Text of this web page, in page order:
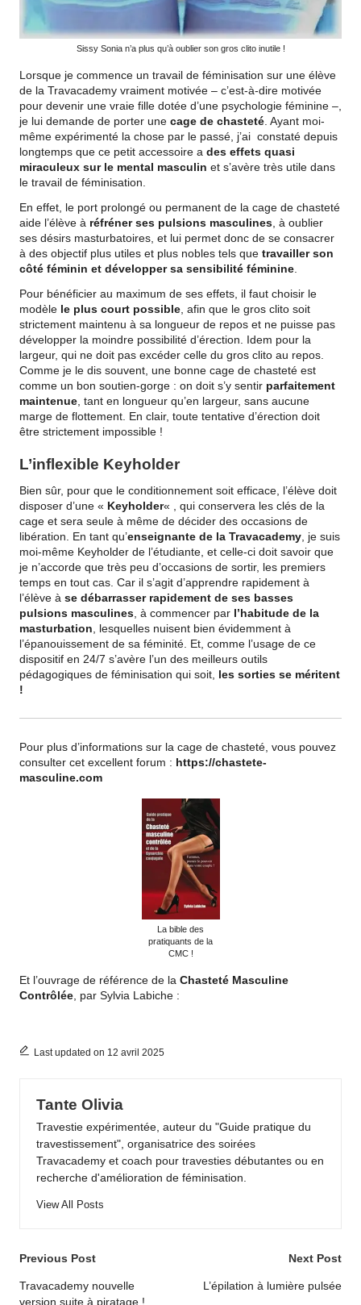
Sissy Sonia n’a plus qu’à oublier son gros clito inutile !
Lorsque je commence un travail de féminisation sur une élève
de la Travacademy vraiment motivée – c’est-à-dire motivée
pour devenir une vraie fille dotée d’une psychologie féminine –,
je lui demande de porter une cage de chasteté . Ayant moi-
même expérimenté la chose par le passé, j’ai constaté depuis
longtemps que ce petit accessoire a des effets quasi
miraculeux sur le mental masculin et s’avère très utile dans
le travail de féminisation.
En effet, le port prolongé ou permanent de la cage de chasteté
aide l’élève à réfréner ses pulsions masculines , à oublier
ses désirs masturbatoires, et lui permet donc de se consacrer
à des objectif plus utiles et plus nobles tels que travailler son
côté féminin et développer sa sensibilité féminine
Pour bénéficier au maximum de ses effets, il faut choisir le
modèle le plus court possible , afin que le gros clito soit
strictement maintenu à sa longueur de repos et ne puisse pas
développer la moindre possibilité d’érection.
Idem pour la
largeur, qui ne doit pas excéder celle du gros clito au repos.
Comme je le dis souvent, une bonne cage de chasteté est
comme un bon soutien-gorge : on doit s’y sentir parfaitement
maintenue , tant en longueur qu’en largeur, sans aucune
marge de flottement. En clair, toute tentative d’érection doit
être strictement impossible !
L’inflexible Keyholder
Bien sûr, pour que le conditionnement soit efficace, l’élève doit
disposer d’une « Keyholder« , qui conservera les clés de la
cage et sera seule à même de décider des occasions de
libération.
En tant qu’enseignante de la Travacademy , je suis
moi-même Keyholder de l’étudiante, et celle-ci doit savoir que
je n’accorde que très peu d’occasions de sortir, les premiers
temps en tout cas. Car il s’agit d’apprendre rapidement à
l’élève à se débarrasser rapidement de ses basses
pulsions masculines , à commencer par l’habitude de la
masturbation , lesquelles nuisent bien évidemment à
l’épanouissement de sa féminité. Et, comme l’usage de ce
dispositif en 24/7 s’avère l’un des meilleurs outils
pédagogiques de féminisation qui soit,
les sorties se méritent
!
Pour plus d’informations sur la cage de chasteté, vous pouvez
consulter cet excellent forum : https://chastete-
masculine.com
La bible des
pratiquants de la
CMC !
Et l’ouvrage de référence de la Chasteté Masculine
Contrôlée , par Sylvia Labiche :
Last updated on 12 avril 2025
Tante Olivia
Travestie expérimentée, auteur du "Guide pratique du
travestissement", organisatrice des soirées
Travacademy et coach pour travesties débutantes ou en
recherche d'amélioration de féminisation.
View All Posts
Post
navigation
Previous Post
Travacademy nouvelle
version suite à piratage !
Next Post
L’épilation à lumière pulsée